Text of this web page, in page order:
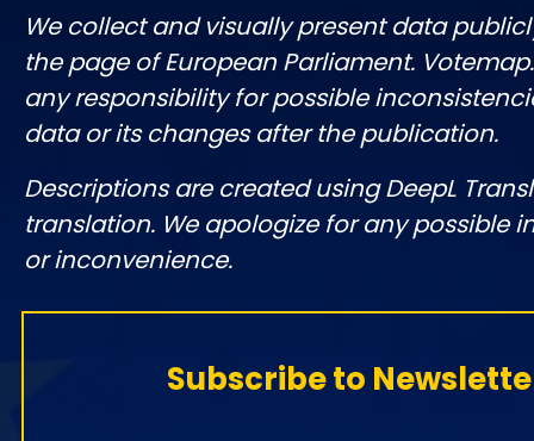
We collect and visually present data
the page of European Parliament.
any responsibility for possible
data or its changes after the publication.
Descriptions are created using DeepL
translation. We apologize for any possible
or inconvenience.
Subscribe to